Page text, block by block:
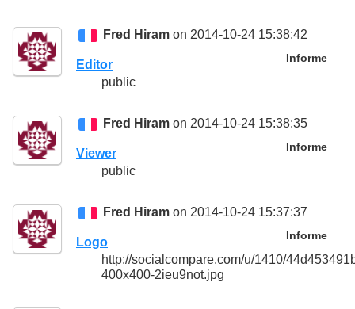
Fred Hiram on 2014-10-24 15:38:42
Informe
Editor
public
Fred Hiram on 2014-10-24 15:38:35
Informe
Viewer
public
Fred Hiram on 2014-10-24 15:37:37
Informe
Logo
http://socialcompare.com/u/1410/
400x400-2ieu9not.jpg